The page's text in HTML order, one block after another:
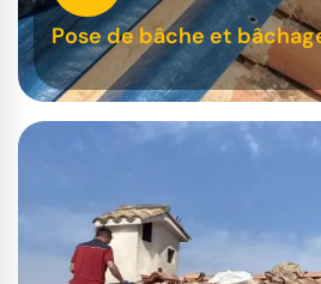
Pose de bâche et